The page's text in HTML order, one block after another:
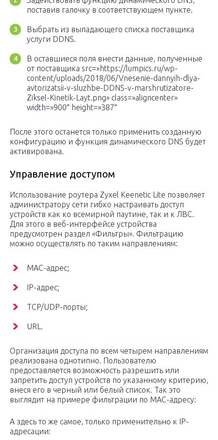
поставив галочку в соответствующем пункте.
Выбрать из выпадающего списка поставщика
услуги DDNS.
В оставшиеся поля внести данные, полученные
от поставщика src=»https://lumpics.ru/wp-
content/uploads/2018/06/Vnesenie-dannyih-dlya-
avtorizatsii-v-sluzhbe-DDNS-v-marshrutizatore-
Ziksel-Kinetik-Layt.png» class=»aligncenter»
width=»900″ height=»387″
После этого останется только применить созданную
конфигурацию и функция динамического DNS будет
активирована.
Управление доступом
Использование роутера Zyxel Keenetic Lite позволяет
администратору сети гибко настраивать доступ
устройств как ко всемирной паутине, так и к ЛВС.
Для этого в веб-интерфейсе устройства
предусмотрен раздел «Фильтры». Фильтрацию
можно осуществлять по таким направлениям:
МАС-адрес;
IP-адрес;
ТCP/UDP-порты;
URL.
Организация доступа по всем четырем направлениям
реализована однотипно. Пользователю
предоставляется возможность разрешить или
запретить доступ устройств по указанному критерию,
внеся его в черный или белый список. Так это
выглядит на примере фильтрации по МАС-адресу:
А здесь то же самое, только применительно к IP-
адресации: